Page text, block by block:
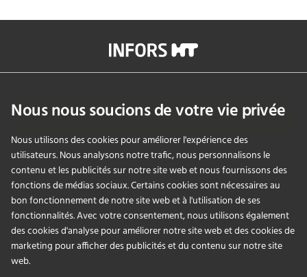
Nous nous soucions de votre vie privée
Nous utilisons des cookies pour améliorer l'expérience des
utilisateurs. Nous analysons notre trafic, nous personnalisons le
contenu et les publicités sur notre site web et nous fournissons des
fonctions de médias sociaux. Certains cookies sont nécessaires au
bon fonctionnement de notre site web et à l'utilisation de ses
fonctionnalités. Avec votre consentement, nous utilisons également
des cookies d'analyse pour améliorer notre site web et des cookies de
marketing pour afficher des publicités et du contenu sur notre site
web.
Contactez-nous
PRODUITS
APPLICATIONS
SERVICES